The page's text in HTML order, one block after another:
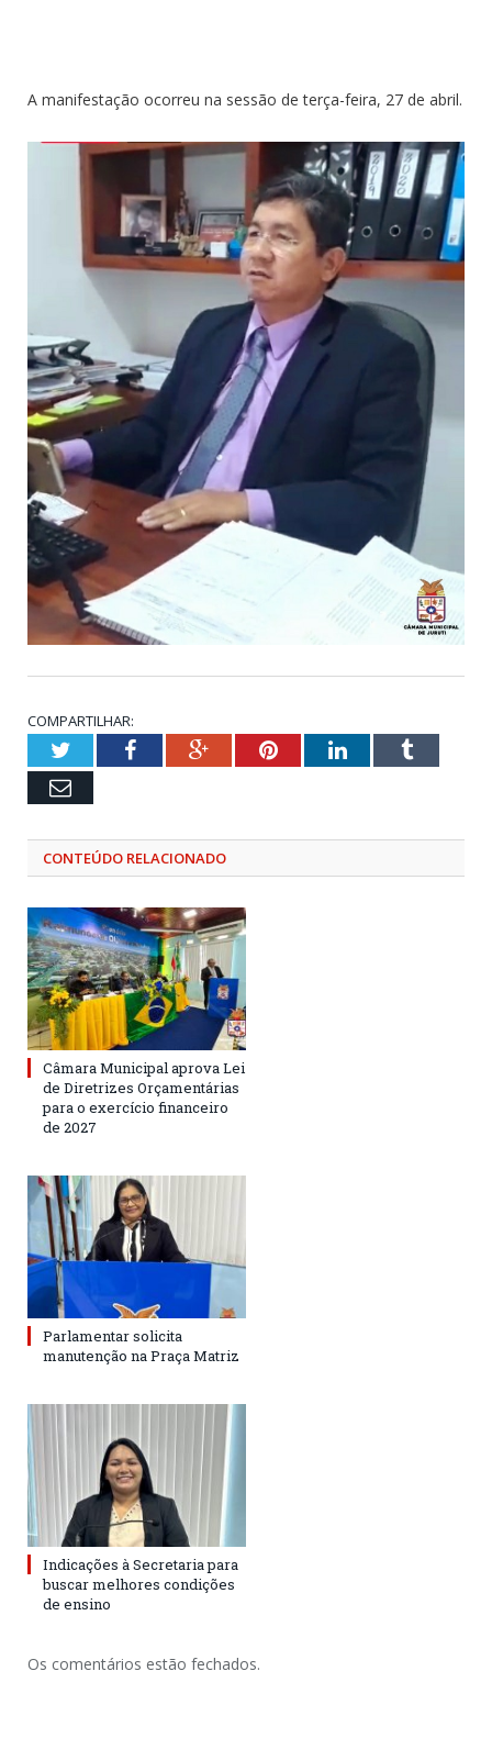
A manifestação ocorreu na sessão de terça-feira, 27 de abril.
COMPARTILHAR:
TwitterFacebookGoogle+PinterestLinkedInTumblr
Email
CONTEÚDO RELACIONADO
Câmara Municipal aprova Lei
de Diretrizes Orçamentárias
para o exercício financeiro
de 2027
Parlamentar solicita
manutenção na Praça Matriz
Indicações à Secretaria para
buscar melhores condições
de ensino
Os comentários estão fechados.